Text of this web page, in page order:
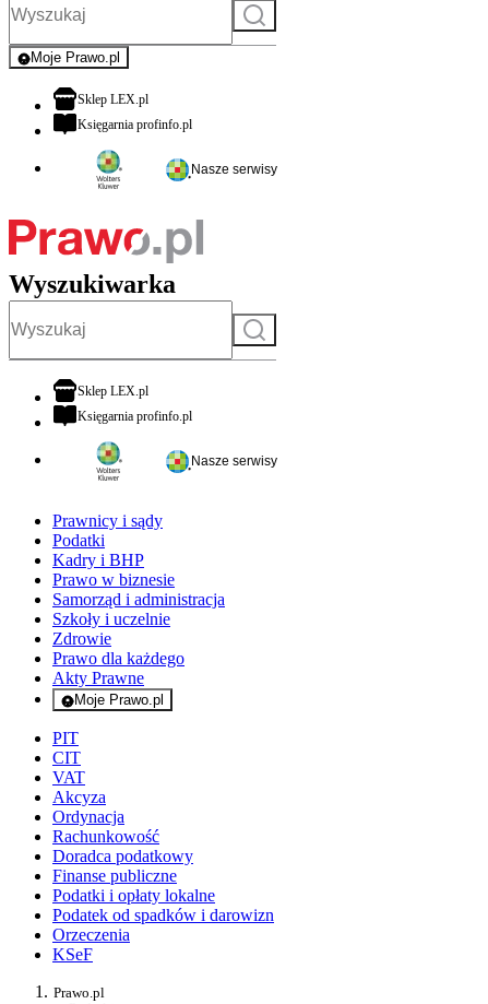
Szukaj
Moje Prawo.pl
- rejestracja i logowanie do serwisu
Sklep LEX.plotwiera się w nowej karcie
Księgarnia profinfo.plotwiera się w nowej karcie
Nasze serwisy
Wyszukiwarka
Szukaj
Sklep LEX.plotwiera się w nowej karcie
Księgarnia profinfo.plotwiera się w nowej karcie
Nasze serwisy
Prawnicy i sądy
Podatki
Kadry i BHP
Prawo w biznesie
Samorząd i administracja
Szkoły i uczelnie
Zdrowie
Prawo dla każdego
Akty Prawne
Moje Prawo.pl
- rejestracja i logowanie do serwisu
PIT
CIT
VAT
Akcyza
Ordynacja
Rachunkowość
Doradca podatkowy
Finanse publiczne
Podatki i opłaty lokalne
Podatek od spadków i darowizn
Orzeczenia
KSeF
Prawo.pl